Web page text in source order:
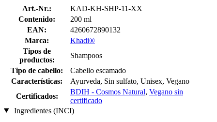
Art.-Nr.:
KAD-KH-SHP-11-XX
Contenido:
200 ml
EAN:
4260672890132
Marca:
Khadi®
Tipos de
productos:
Shampoos
Tipo de cabello:
Cabello escamado
Características:
Ayurveda, Sin sulfato, Unisex, Vegano
Certificados:
BDIH - Cosmos Natural, Vegano sin
certificado
Ingredientes (INCI)